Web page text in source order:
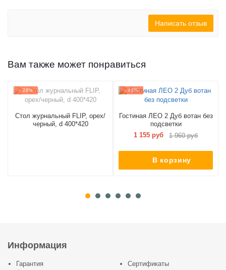
Написать отзыв
Вам также может понравиться
- 26%
Стол журнальный FLIP, орех/
черный, d 400*420
- 41%
Гостиная ЛЕО 2 Дуб вотан без
подсветки
1 155 руб
1 960 руб
В корзину
Информация
Гарантия
Сертификаты